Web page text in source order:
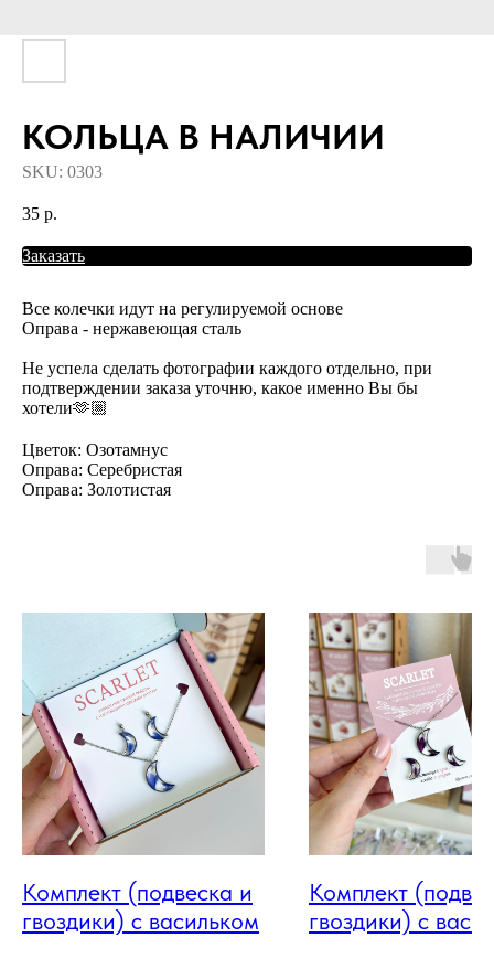
КОЛЬЦА В НАЛИЧИИ
SKU: 0303
35 р.
Заказать
Все колечки идут на регулируемой основе
Оправа - нержавеющая сталь
Не успела сделать фотографии каждого отдельно, при
подтверждении заказа уточню, какое именно Вы бы
хотели🫶🏼
Цветок: Озотамнус
Оправа: Серебристая
Оправа: Золотистая
Комплект (подвеска и
гвоздики) с васильком
Комплект
гвоздики) с